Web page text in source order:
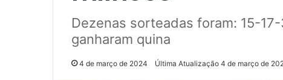
Dezenas sorteadas foram: 15-
ganharam quina
4 de março de 2024 Última Atualização 4 de março de